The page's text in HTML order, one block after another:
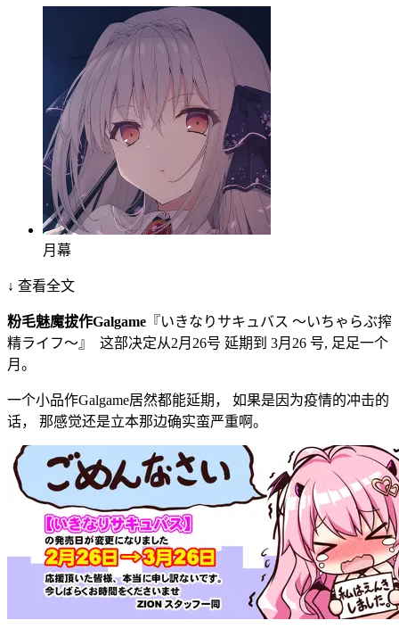
月幕
↓ 查看全文
粉毛魅魔拔作Galgame 『いきなりサキュバス ～いちゃらぶ搾
精ライフ～』 这部决定从2月26号 延期到 3月26 号, 足足一个
月。
一个小品作Galgame居然都能延期， 如果是因为疫情的冲击的
话， 那感觉还是立本那边确实蛮严重啊。